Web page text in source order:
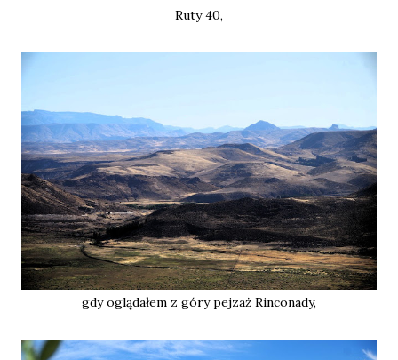
Ruty 40,
gdy oglądałem z góry pejzaż Rinconady,